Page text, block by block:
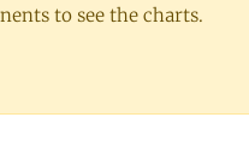
to see the charts.